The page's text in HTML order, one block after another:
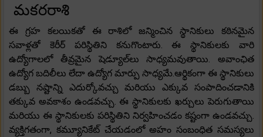
మకరరాశి
ఈ గ్రహ కలయికతో ఈ రాశిలో జన్మించిన స్థానికులు కఠినమైన
సవాళ్లతో కెరీర్ పరిస్థితిని కనుగొంటారు. ఈ స్థానికులకు వారి
ఉద్యోగాలలో తీవ్రమైన షెడ్యూల్‌లు సాధ్యమవుతాయి. అవాంఛిత
ఉద్యోగ బదిలీలు లేదా ఉద్యోగ మార్పు సాధ్యమే.ఆర్థికంగా ఈ స్థానికులు
డబ్బు నష్టాన్ని ఎదుర్కోవచ్చు మరియు ఎక్కువ సంపాదించడానికి
తక్కువ అవకాశం ఉండవచ్చు. ఈ స్థానికులకు ఖర్చులు పెరుగుతాయి
మరియు ఈ స్థానికులకు పరిస్థితిని నిర్వహించడం కష్టంగా ఉండవచ్చు.
వ్యక్తిగతంగా, కమ్యూనికేట్ చేయడంలో అహం సంబంధిత సమస్యలు